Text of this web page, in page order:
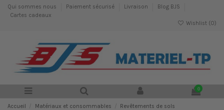
Qui sommes nous Paiement sécurisé Livraison
Blog BJS
Cartes cadeaux
Wishlist (0)
0
Accueil Matériaux et consommables Revêtements de sols